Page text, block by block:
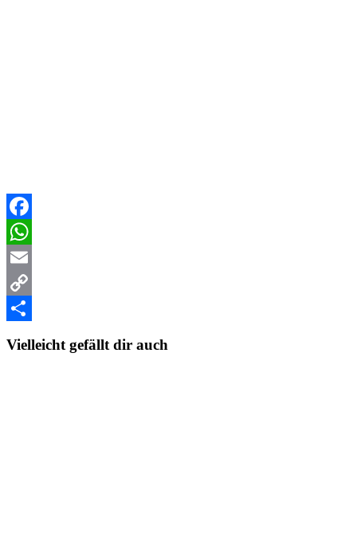
Facebook
WhatsApp
Email
Copy
Vielleicht gefällt dir auch